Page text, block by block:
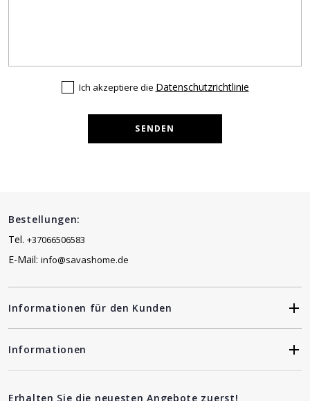
Ich akzeptiere die Datenschutzrichtlinie
SENDEN
Bestellungen:
Tel. +37066506583
E-Mail: info@savashome.de
Informationen für den Kunden
Informationen
Erhalten Sie die neuesten Angebote zuerst!